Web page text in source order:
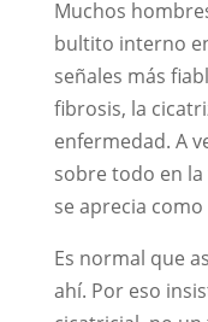
Muchos
bultito interno
señales más
fibrosis, la
enfermedad. A
sobre todo en la
se aprecia
Es normal que
ahí. Por eso